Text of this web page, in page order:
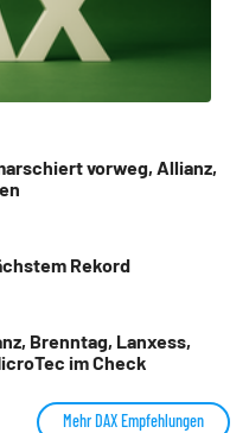
vorweg, Allianz,
Rekord
Brenntag, Lanxess,
im Check
Mehr DAX Empfehlungen